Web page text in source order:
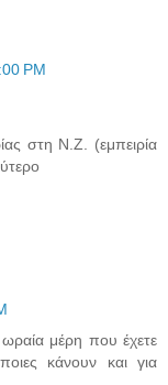
PM
στη Ν.Ζ. (εμπειρία
μέρη που έχετε
κάνουν και για